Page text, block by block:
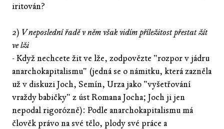
iritován?
2) V neposlední řadě v něm však vidím příležitost přestat žít
ve lži
- Když nechcete žit ve lže, zodpovězte "rozpor v jádru
anarchokapitalismu" (jedná se o námitku, která zazněla
už v diskuzi Joch, Semín, Urza jako "vyšetřování
vraždy babičky" z úst Romana Jocha; Joch ji jen
nepodal rigorózně): Podle anarchokapitalismu má
člověk právo na své tělo, plody své práce a